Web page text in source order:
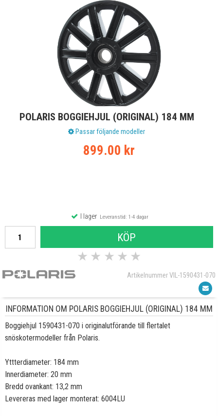
POLARIS BOGGIEHJUL (ORIGINAL) 184 MM
Passar följande modeller
899.00 kr
I lagerLeveranstid: 1-4 dagar
KÖP
★ ★ ★ ★ ★
Artikelnummer VIL-1590431-070
INFORMATION OM POLARIS BOGGIEHJUL (ORIGINAL) 184 MM
Boggiehjul 1590431-070 i originalutförande till flertalet
snöskotermodeller från Polaris.
Yttterdiameter: 184 mm
Innerdiameter: 20 mm
Bredd ovankant: 13,2 mm
Levereras med lager monterat: 6004LU